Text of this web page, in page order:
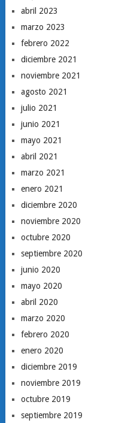
abril 2023
marzo 2023
febrero 2022
diciembre 2021
noviembre 2021
agosto 2021
julio 2021
junio 2021
mayo 2021
abril 2021
marzo 2021
enero 2021
diciembre 2020
noviembre 2020
octubre 2020
septiembre 2020
junio 2020
mayo 2020
abril 2020
marzo 2020
febrero 2020
enero 2020
diciembre 2019
noviembre 2019
octubre 2019
septiembre 2019